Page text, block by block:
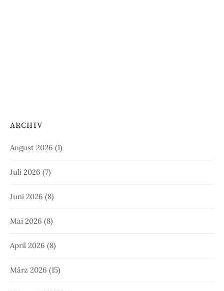
ARCHIV
August 2026 (1)
Juli 2026 (7)
Juni 2026 (8)
Mai 2026 (8)
April 2026 (8)
März 2026 (15)